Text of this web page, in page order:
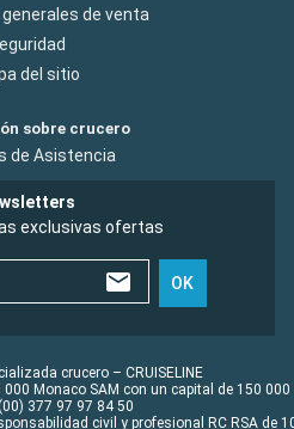
de venta
del sitio
sobre crucero
de Asistencia
exclusivas ofertas
OK
crucero – CRUISELINE
Monaco SAM con un capital de 150 000
377 97 97 84 50
civil y profesional RC RSA de